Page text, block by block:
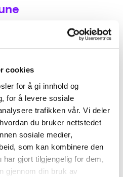
cookies
for å gi innhold og
for å levere sosiale
trafikken vår. Vi deler
du bruker nettstedet
sosiale medier,
som kan kombinere den
har gjort tilgjengelig for dem,
gjennom din bruk av
(1)